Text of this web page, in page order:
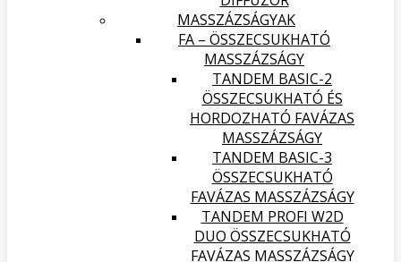
MASSZÁZSÁGYAK
FA – ÖSSZECSUKHATÓ
MASSZÁZSÁGY
TANDEM BASIC-2
ÖSSZECSUKHATÓ ÉS
HORDOZHATÓ FAVÁZAS
MASSZÁZSÁGY
TANDEM BASIC-3
ÖSSZECSUKHATÓ
FAVÁZAS MASSZÁZSÁGY
TANDEM PROFI W2D
DUO ÖSSZECSUKHATÓ
FAVÁZAS MASSZÁZSÁGY